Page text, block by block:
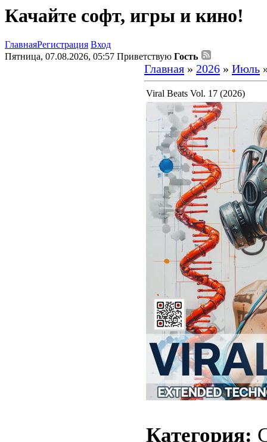
Качайте софт, игры и кино!
ГлавнаяРегистрация Вход
Пятница, 07.08.2026, 05:57 Приветствую Гость
Главная » 2026 » Июль
Viral Beats Vol. 17 (2026)
Категория: